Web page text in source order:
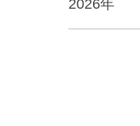
2026年